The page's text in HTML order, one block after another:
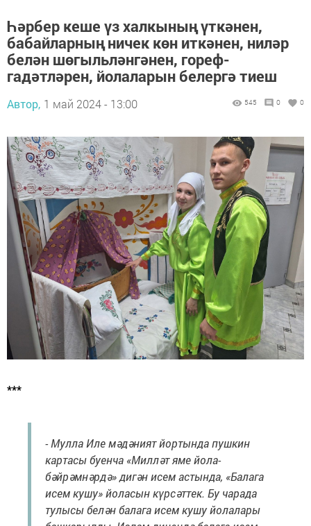
Һәрбер кеше үз халкының үткәнен,
бабайларның ничек көн иткәнен, ниләр
белән шөгыльләнгәнен, гореф-
гадәтләрен, йолаларын белергә тиеш
Автор, 1 май 2024 - 13:00 545 0 0
***
- Мулла Иле мәдәният йортында пушкин
картасы буенча «Милләт яме йола-
бәйрәмнәрдә» дигән исем астында, «Балага
исем кушу» йоласын күрсәттек. Бу чарада
тулысы белән балага исем кушу йолалары